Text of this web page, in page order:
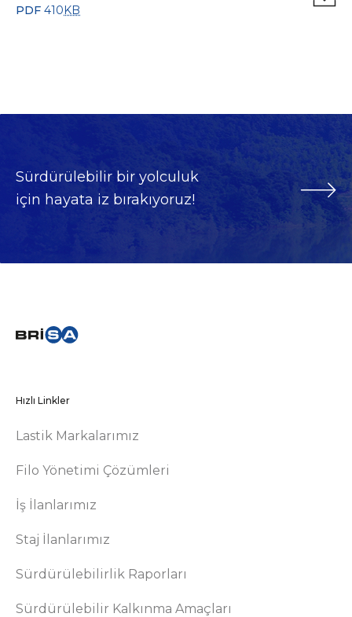
PDF 410KB
Sürdürülebilir bir yolculuk
için hayata iz bırakıyoruz!
Hızlı Linkler
Lastik Markalarımız
Filo Yönetimi Çözümleri
İş İlanlarımız
Staj İlanlarımız
Sürdürülebilirlik Raporları
Sürdürülebilir Kalkınma Amaçları